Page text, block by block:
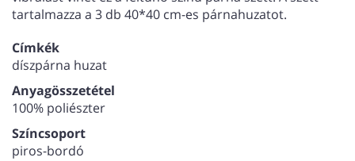
tartalmazza a 3 db 40*40 cm-es párnahuzatot.
Címkék
díszpárna huzat
Anyagösszetétel
100% poliészter
Színcsoport
piros-bordó